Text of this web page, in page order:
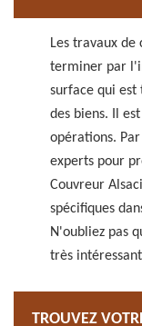
Les travaux de
terminer par
surface qui
des biens. Il
opérations.
experts pour
Couvreur
spécifiques
N'oubliez pas
très
TROUVEZ